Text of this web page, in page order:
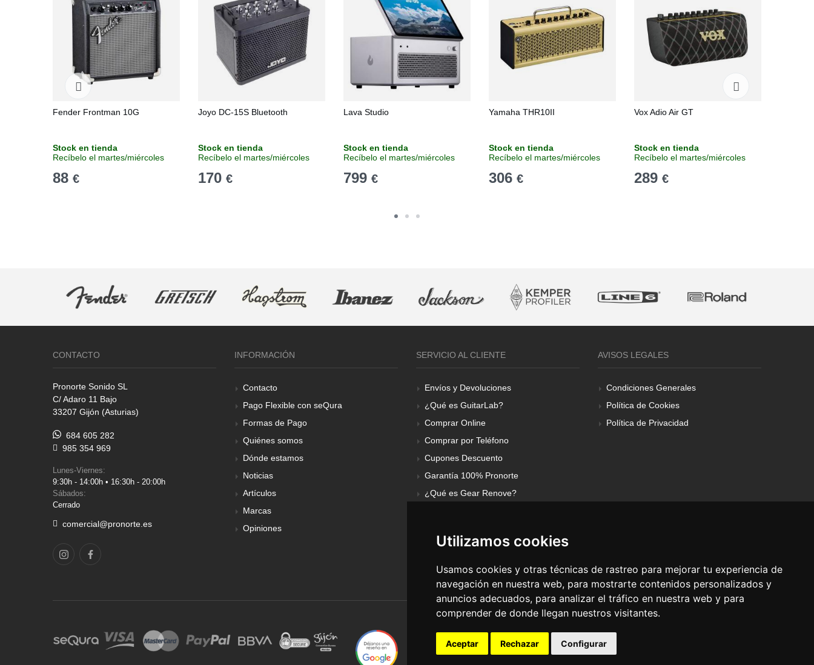
Utilizamos cookies
Usamos cookies y otras técnicas de rastreo para mejorar tu experiencia de
navegación en nuestra web, para mostrarte contenidos personalizados y
anuncios adecuados, para analizar el tráfico en nuestra web y para
comprender de donde llegan nuestros visitantes.
Aceptar Rechazar Configurar
Fender Frontman 10G
Stock en tienda
Recíbelo el martes/miércoles
88 €
Joyo DC-15S Bluetooth
Stock en tienda
Recíbelo el martes/miércoles
170 €
Lava Studio
Stock en tienda
Recíbelo el martes/miércoles
799 €
Yamaha THR10II
Stock en tienda
Recíbelo el martes/miércoles
306 €
Vox Adio Air GT
Stock en tienda
Recíbelo el martes/miércoles
289 €
CONTACTO
Pronorte Sonido SL
C/ Adaro 11 Bajo
33207 Gijón (Asturias)
684 605 282
985 354 969
Lunes-Viernes:
9:30h - 14:00h • 16:30h - 20:00h
Sábados:
Cerrado
comercial@pronorte.es
INFORMACIÓN
Contacto
Pago Flexible con seQura
Formas de Pago
Quiénes somos
Dónde estamos
Noticias
Artículos
Marcas
Opiniones
SERVICIO AL CLIENTE
Envíos y Devoluciones
¿Qué es GuitarLab?
Comprar Online
Comprar por Teléfono
Cupones Descuento
Garantía 100% Pronorte
¿Qué es Gear Renove?
AVISOS LEGALES
Condiciones Generales
Política de Cookies
Política de Privacidad
© Pronorte Sonido SL. Todos los derechos reservados.